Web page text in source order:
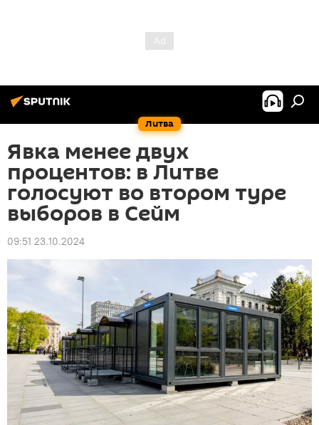
Литва
Явка менее двух
процентов: в Литве
голосуют во втором туре
выборов в Сейм
09:51 23.10.2024